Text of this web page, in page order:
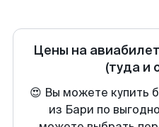
Цены на
(туда и
😍 Вы можете купить
из Бари по